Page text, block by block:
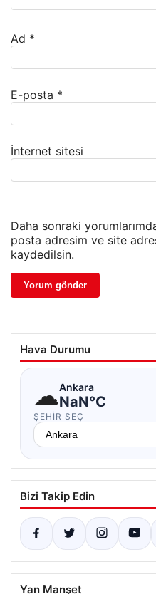
Ad *
E-posta *
İnternet sitesi
Daha sonraki
posta adresim ve site
kaydedilsin.
Hava Durumu
☁Ankara
NaN°C
ŞEHIR SEÇ
Bizi Takip Edin
Yan Manşet